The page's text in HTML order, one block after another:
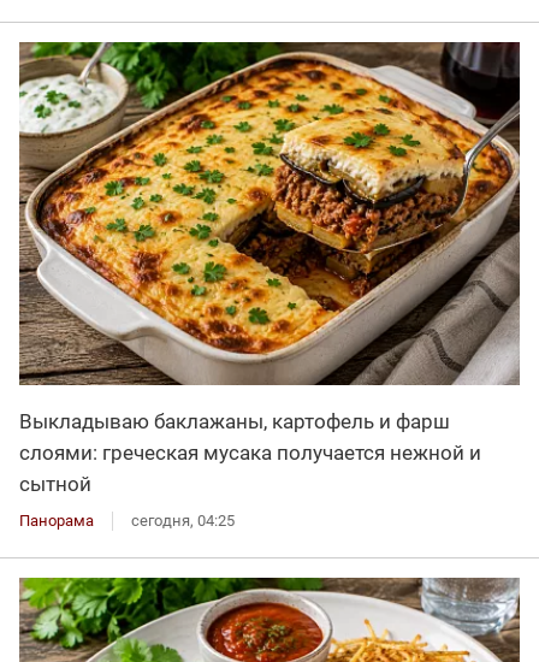
Выкладываю баклажаны, картофель и фарш
слоями: греческая мусака получается нежной и
сытной
Панорама сегодня, 04:25